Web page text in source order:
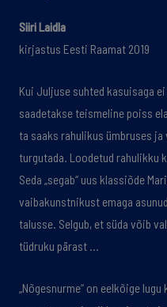
Siiri Laidla
kirjastus Eesti Raamat 2019
Kui Juljuse suhted kasuisaga
saadetakse teismeline poiss
ta saaks rahulikus ümbruses
turgutada. Loodetud rahulikku
Seda „segab“ uus klassiõde
vaibakunstnikust emaga
talusse. Selgub, et süda võib
tüdruku pärast …
„Nõgesnurme“ on eelkõige